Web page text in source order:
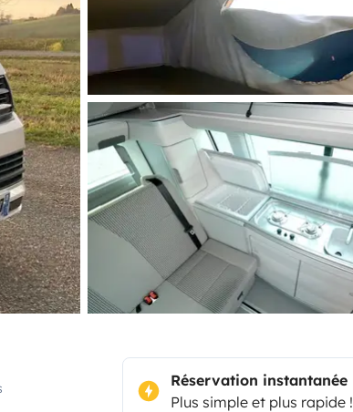
Réservation instantanée
Plus simple et plus rapide !